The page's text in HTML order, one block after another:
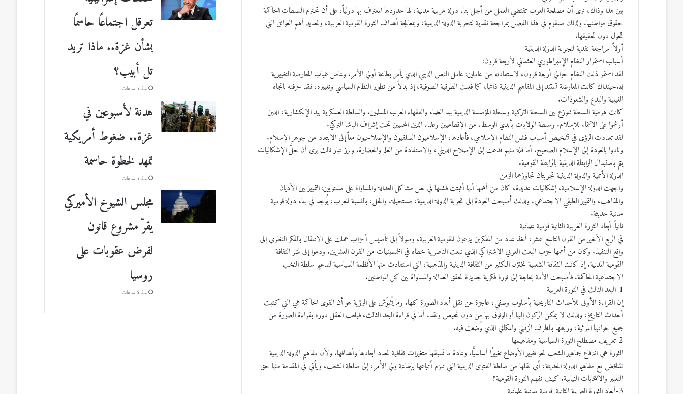
بين هذا وذاك، نرى أن مصلحة العرب تقتضي العمل من أجل بناء دولة عربية مدنية، لها حدودها المعترف بها دولياً، على أن تحترم السلطات الحاكمة
حقوق مواطنيها. ولذلك سنقوم في هذا الفصل بمراجعة نقدية لتجربة الدولة الدينية، وبمعالجة أهداف الثورة القومية العربية، وتحديد أهم العوائق التي
تحول دون تحقيقها.
أولاً: مراجعة نقدية لتجربة الدولة الدينية
أسباب استمرار النظام الإمبراطوري العثماني لأربعة قرون:
لقد استمر ذلك النظام حوالي أربعة قرون، لاستفادته من عاملين: عامل النص الديني الذي يأمر بطاعة أولي الأمر. وعامل غياب المعارضة التغييرية
له.حينذاك كانت المعارضة تستند إلى المفاهيم الدينية ذاتها، كما فعلت الطرقية الصوفية، إذ بدلاً من تطوير النظام السياسي وتغييره، فقد حرفته باتجاه
الغيبية والبدع والشعوذات.
كانت هرمية السلطة تتوزع بين السلطة التركية وسلطة المؤسسة الدينية بيد العلماء والفقهاء العرب المسلمين. والسلطة العسكرية بيد الإنكشارية، الذين
أرغموا على الانتماء للإسلام. وسلطة الولايات بأيدي الوسطاء من الإقطاعيين وعلماء الدين المحليين تحت إشراف الباشا التركي.
لقد تعددت الرؤى في تشخيص أسباب فشل النظام الإسلامي، فأعادها، الإسلاميون السلفيون والإصلاحيون معاً إلى الابتعاد عن جوهر الإسلام.
ونادوا بالعودة إلى الإسلام الصحيح. أما قلة منهم فدعت إلى الإصلاح الديني، والاستفادة من العلم والحضارة. وبرز تيار ثالث يرى أن حلَّ الإشكاليات
يتم باستبدال الرابطة الدينية بالرابطة القومية.
الدولة الأممية والدولة الدينية تجربتان تجاوزهما الزمن:
واجهت الدولة الإسلامية، إشكاليات عديدة، كان من أهمها أنها أثبتت فشلها في حل مشاكل العدالة والمساواة على مستويين: التمييز بين الأديان
والمذاهب، والتمييز الطبقي الاجتماعي. ولذلك أصبحت العودة إلى تجربة الدولة الدينية، مستحيلة. والحل، بالنسبة للعرب، يُوجد في بناء دولة قومية
مدنية حديثة.
ثانياً: أبعاد الثورة العربية الثانية قومية علمانية
في الربع الأخير من القرن التاسع عشر، أخذ عدد من المفكرين يدعون للقومية العربية، وصولاً إلى تأسيس أحزاب عملت على الانتقال بالفكر النظري إلى
واقع التنفيذ. وكان من أهمها حزب البعث العربي الاشتراكي الذي تبعت الناصرية خطاه في الخمسينيات من القرن العشرين. ودعوا إلى نشر الثقافة
القومية المدنية. إذ كانت الثقافة الشعبية تختزن الكثير من الثقافة الدينية والمذهبية، التي استفادت منها الأنظمة السياسية لتدعيم سلطة النخب
الاجتماعية الحاكمة. فأصبحت الأمة بحاجة إلى ثورة فكرية جديدة تحقق العدالة والمساواة بين كل المواطنين.
1-البعد الثالث في الثورة العربية
إن القراءة الأولى للأحداث التاريخية بأسلوب وصفي، عاجزة عن نقل أبعاد الصورة كلها. وما يُشوِّش على الرؤية هو أن القوى الحاكمة هي التي كتبت
أحداث التاريخ، ولذلك لا يمكن الركون إليها أو الوثوق بها من دون تمحيص ونقد. أما في قراءة البعد الثالث، فيلعب العقل دوره بقراءة الصورة من
جميع جوانبها المرئية، وربطها بالظرف الزمني والمكاني الذي وُضعت فيه.
2-تعريف مصطلح الثورة السياسية ومفاهيمها
الثورة هي اندفاع جماهير الشعب نحو تغيير الأوضاع تغييرًا أساسيًّا. وعادة ما تسبقها متغيرات ثقافية تحدد أبعادها وأهدافها. ولأن مفاهيم الدولة الدينية
تتناقض مع مفاهيم الدولة الحديثة؛ أي نقلها من سلطة الفتوى الدينية التي تلزم أتباعها بإطاعة ولي الأمر، إلى سلطة الشعب، ويأتي في المقدمة منها حق
التعبير والانتخابات النيابية. كيف نفهم الثورة القومية؟
تعرقل اجتماعًا حاسمًا
بشأن غزة.. ماذا تريد
تل أبيب؟
منذ 5 ساعات
هدنة لأسبوعين في
غزة.. ضغوط أمريكية
تمهد لخطوة حاسمة
منذ 5 ساعات
مجلس الشيوخ الأميركي
يقرّ مشروع قانون
لفرض عقوبات على
روسيا
منذ 6 ساعات